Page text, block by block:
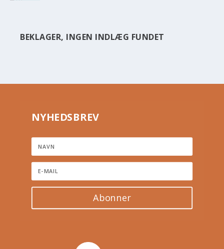
BEKLAGER, INGEN INDLÆG FUNDET
NYHEDSBREV
Abonner